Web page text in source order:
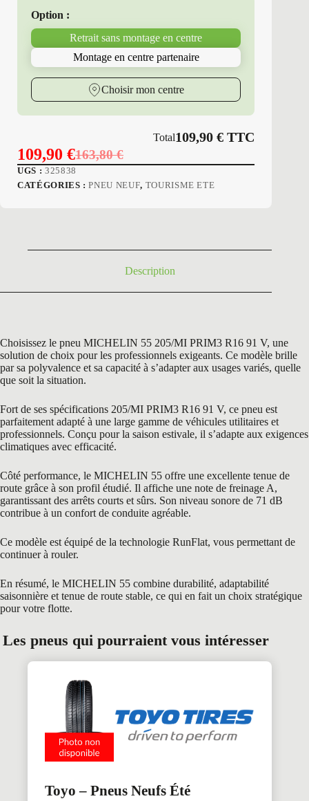
205/55R16
PRIM3
Option :
Retrait sans montage en centre
Montage en centre partenaire
Choisir mon centre
Total109,90€ TTC
163,80€
Le
prix
109,90 €
Le
prix
UGS : 325838
CATÉGORIES :PNEU NEUF, TOURISME ETE
Description
Choisissez le pneu MICHELIN 55 205/MI PRIM3 R16 91 V, une
solution de choix pour les professionnels exigeants. Ce modèle brille
par sa polyvalence et sa capacité à s’adapter aux usages variés, quelle
que soit la situation.
Fort de ses spécifications 205/MI PRIM3 R16 91 V, ce pneu est
parfaitement adapté à une large gamme de véhicules utilitaires et
professionnels. Conçu pour la saison estivale, il s’adapte aux exigences
climatiques avec efficacité.
Côté performance, le MICHELIN 55 offre une excellente tenue de
route grâce à son profil étudié. Il affiche une note de freinage A,
garantissant des arrêts courts et sûrs. Son niveau sonore de 71 dB
contribue à un confort de conduite agréable.
Ce modèle est équipé de la technologie RunFlat, vous permettant de
continuer à rouler.
En résumé, le MICHELIN 55 combine durabilité, adaptabilité
saisonnière et tenue de route stable, ce qui en fait un choix stratégique
pour votre flotte.
Les pneus qui pourraient vous intéresser
Toyo – Pneus Neufs Été